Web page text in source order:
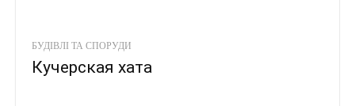
БУДІВЛІ ТА СПОРУДИ
Кучерская хата